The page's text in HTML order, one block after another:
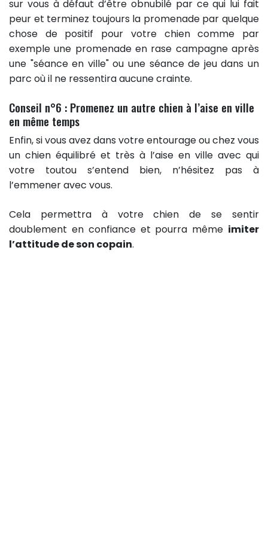
sur vous à défaut d’être obnubilé par ce qui lui fait
peur et terminez toujours la promenade par quelque
chose de positif pour votre chien comme par
exemple une promenade en rase campagne après
une "séance en ville" ou une séance de jeu dans un
parc où il ne ressentira aucune crainte.
Conseil n°6 : Promenez un autre chien à l’aise en ville
en même temps
Enfin, si vous avez dans votre entourage ou chez vous
un chien équilibré et très à l’aise en ville avec qui
votre toutou s’entend bien, n’hésitez pas à
l’emmener avec vous.
Cela permettra à votre chien de se sentir
doublement en confiance et pourra même imiter
l’attitude de son copain.